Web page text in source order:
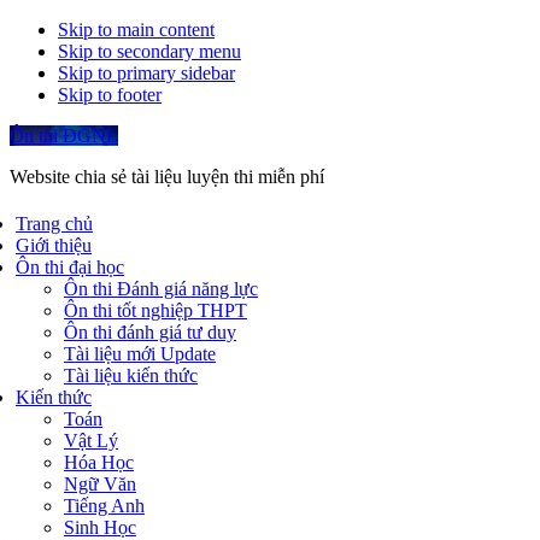
Skip to main content
Skip to secondary menu
Skip to primary sidebar
Skip to footer
Ôn thi ĐGNL
Website chia sẻ tài liệu luyện thi miễn phí
Trang chủ
Giới thiệu
Ôn thi đại học
Ôn thi Đánh giá năng lực
Ôn thi tốt nghiệp THPT
Ôn thi đánh giá tư duy
Tài liệu mới Update
Tài liệu kiến thức
Kiến thức
Toán
Vật Lý
Hóa Học
Ngữ Văn
Tiếng Anh
Sinh Học